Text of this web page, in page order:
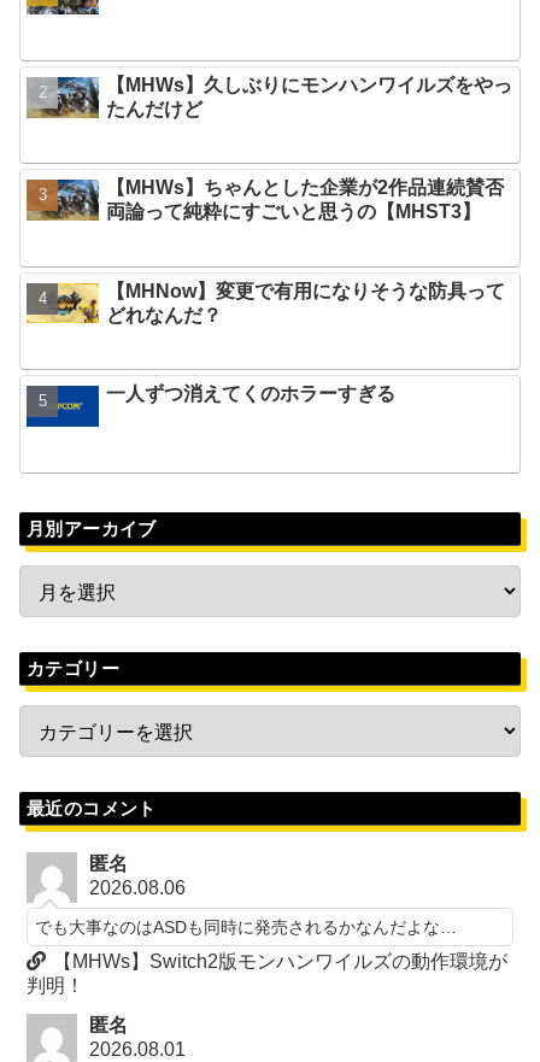
【MHWs】久しぶりにモンハンワイルズをやっ
たんだけど
【MHWs】ちゃんとした企業が2作品連続賛否
両論って純粋にすごいと思うの【MHST3】
【MHNow】変更で有用になりそうな防具って
どれなんだ？
一人ずつ消えてくのホラーすぎる
月別アーカイブ
カテゴリー
最近のコメント
匿名
2026.08.06
でも大事なのはASDも同時に発売されるかなんだよな…
【MHWs】Switch2版モンハンワイルズの動作環境が
判明！
匿名
2026.08.01